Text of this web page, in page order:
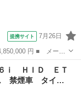
提携サイト 7月26日
名： ｘＤｒｉｖ
ゾーンオートマチ
６ｉ ＨＩＤ ＥＴ
禁煙車 タイ…